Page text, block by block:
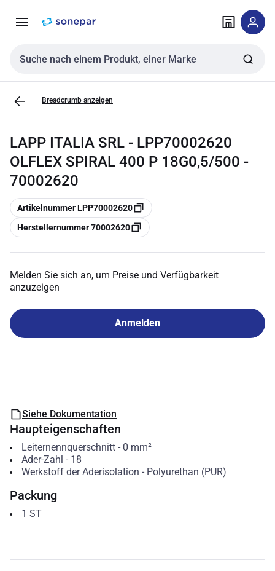
NavigationInhalt
Sucheingabe
Breadcrumb anzeigen
LAPP ITALIA SRL - LPP70002620
OLFLEX SPIRAL 400 P 18G0,5/500 -
70002620
Kopieren
Artikelnummer LPP70002620
Kopieren
Herstellernummer 70002620
Melden Sie sich an, um Preise und Verfügbarkeit
anzuzeigen
Anmelden
Siehe Dokumentation
Haupteigenschaften
Leiternennquerschnitt- 0 mm²
Ader-Zahl - 18
Werkstoff der Aderisolation - Polyurethan (PUR)
Packung
1 ST